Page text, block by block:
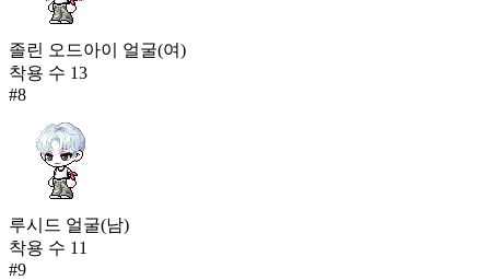
졸린 오드아이 얼굴(여)
착용 수 13
#8
루시드 얼굴(남)
착용 수 11
#9